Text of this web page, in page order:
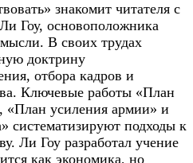
знакомит читателя с
Гоу, основоположника
В своих трудах
доктрину
отбора кадров и
Ключевые работы «План
«План усиления армии» и
систематизируют подходы к
Ли Гоу разработал учение
как экономика, но